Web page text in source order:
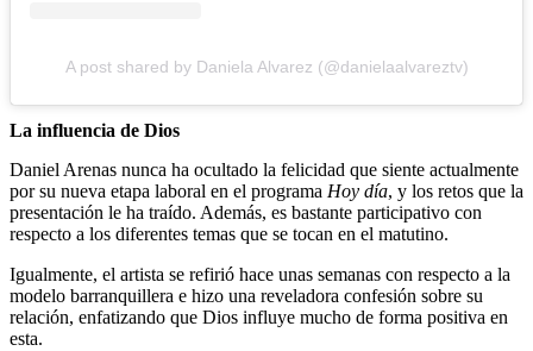
A post shared by Daniela Alvarez (@danielaalvareztv)
La influencia de Dios
Daniel Arenas nunca ha ocultado la felicidad que siente actualmente
por su nueva etapa laboral en el programa Hoy día, y los retos que la
presentación le ha traído. Además, es bastante participativo con
respecto a los diferentes temas que se tocan en el matutino.
Igualmente, el artista se refirió hace unas semanas con respecto a la
modelo barranquillera e hizo una reveladora confesión sobre su
relación, enfatizando que Dios influye mucho de forma positiva en
esta.